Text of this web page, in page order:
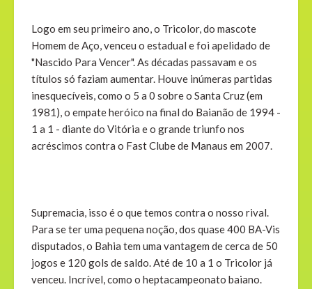
Logo em seu primeiro ano, o Tricolor, do mascote
Homem de Aço, venceu o estadual e foi apelidado de
"Nascido Para Vencer". As décadas passavam e os
títulos só faziam aumentar. Houve inúmeras partidas
inesquecíveis, como o 5 a 0 sobre o Santa Cruz (em
1981), o empate heróico na final do Baianão de 1994 -
1 a 1 - diante do Vitória e o grande triunfo nos
acréscimos contra o Fast Clube de Manaus em 2007.
Supremacia, isso é o que temos contra o nosso rival.
Para se ter uma pequena noção, dos quase 400 BA-Vis
disputados, o Bahia tem uma vantagem de cerca de 50
jogos e 120 gols de saldo. Até de 10 a 1 o Tricolor já
venceu. Incrível, como o heptacampeonato baiano.